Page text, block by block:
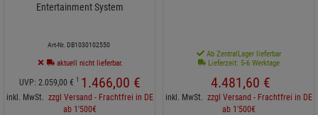
Entertainment System
Art-Nr. DB1030102550
aktuell nicht lieferbar.
UVP: 2.059, 00 € 1 1.466,00 €
inkl. MwSt. zzgl Versand - Frachtfrei in DE
ab 1'500€
Ab ZentralLager lieferbar
Lieferzeit: 5-6 Werktage
4.481,60 €
inkl. MwSt. zzgl Versand - Frachtfrei in DE
ab 1'500€